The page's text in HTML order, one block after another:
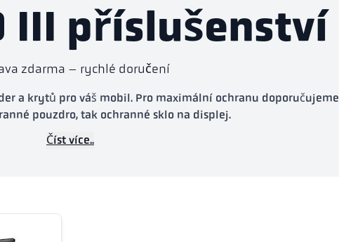
III příslušenství
zdarma – rychlé doručení
a krytů pro váš mobil. Pro maximální ochranu doporučujeme
pouzdro, tak ochranné sklo na displej.
Číst více..